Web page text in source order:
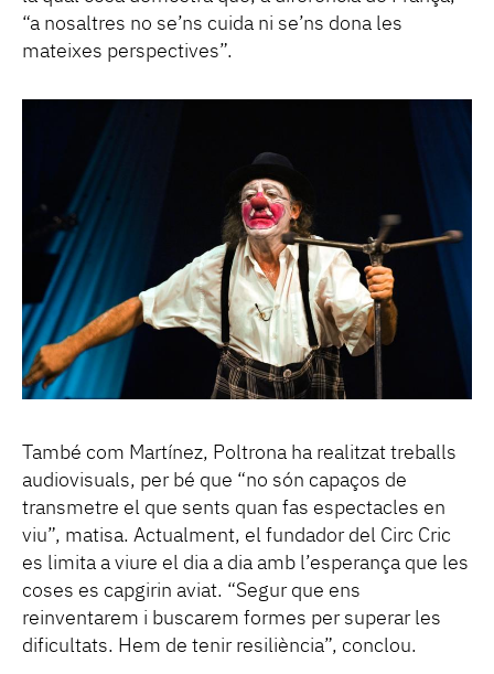
“a nosaltres no se’ns cuida ni se’ns dona les
mateixes perspectives”.
També com Martínez, Poltrona ha realitzat treballs
audiovisuals, per bé que “no són capaços de
transmetre el que sents quan fas espectacles en
viu”, matisa. Actualment, el fundador del Circ Cric
es limita a viure el dia a dia amb l’esperança que les
coses es capgirin aviat. “Segur que ens
reinventarem i buscarem formes per superar les
dificultats. Hem de tenir resiliència”, conclou.